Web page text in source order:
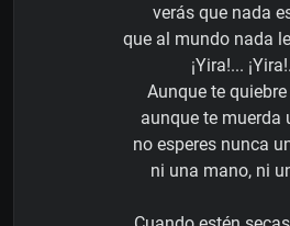
verás que nada
que al mundo nada
¡Yira!...
Aunque te
aunque te muerda
no esperes nunca
ni una mano, ni